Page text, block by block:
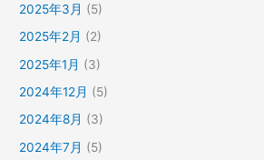
2025年3月 (5)
2025年2月 (2)
2025年1月 (3)
2024年12月 (5)
2024年8月 (3)
2024年7月 (5)